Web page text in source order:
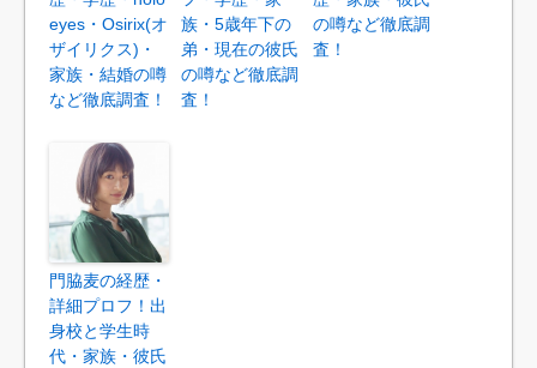
eyes・Osirix(オ
ザイリクス)・
家族・結婚の噂
など徹底調査！
族・5歳年下の
弟・現在の彼氏
の噂など徹底調
査！
の噂など徹底調
査！
門脇麦の経歴・
詳細プロフ！出
身校と学生時
代・家族・彼氏